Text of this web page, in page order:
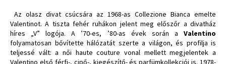
Az olasz divat csúcsára az 1968-as Collezione Bianca emelte
Valentinot. A tiszta fehér ruhákon jelent meg előszőr a divatház
híres „V” logója. A ’70-es, ’80-as évek során a Valentino
folyamatosan bővítette hálózatát szerte a világon, és profilja is
teljessé vált: a női haute couture vonal mellett megjelentek a
Valentino első férfi-, cipő-, kiegészítő- és parfümkollekciói is. 1978-